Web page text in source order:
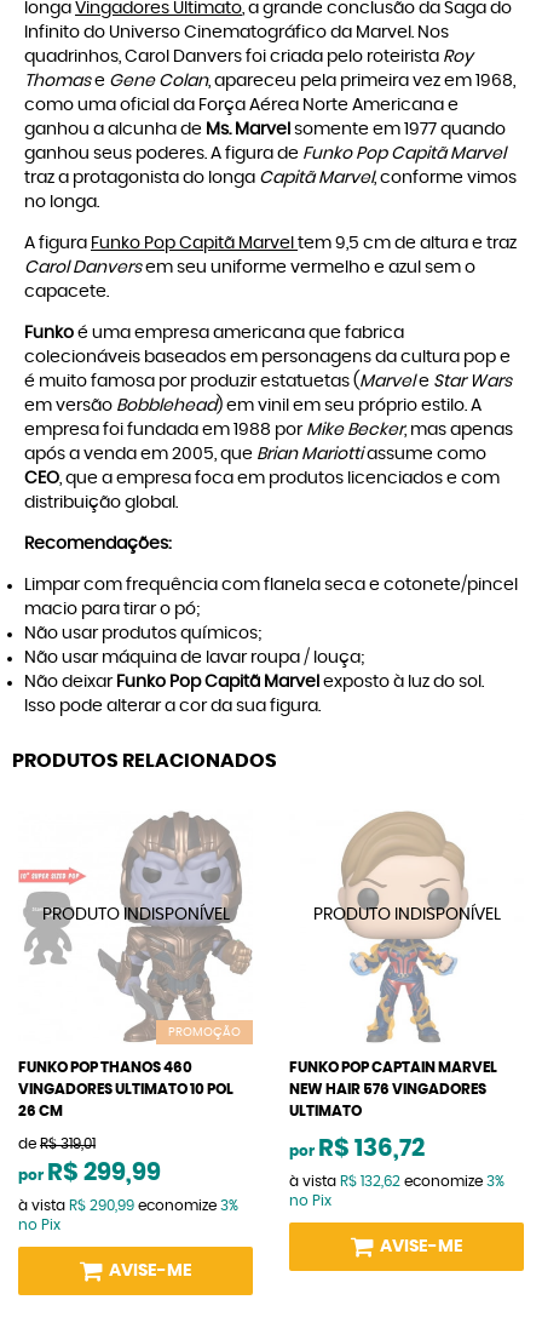
longa Vingadores Ultimato, a grande conclusão da Saga do
Infinito do Universo Cinematográfico da Marvel. Nos
quadrinhos, Carol Danvers foi criada pelo roteirista Roy
Thomase Gene Colan, apareceu pela primeira vez em 1968,
como uma oficial da Força Aérea Norte Americana e
ganhou a alcunha de Ms. Marvel somente em 1977 quando
ganhou seus poderes. A figura de Funko Pop Capitã Marvel
traz a protagonista do longa Capitã Marvel, conforme vimos
no longa.
A figura Funko Pop Capitã Marvel tem 9,5 cm de altura e traz
Carol Danversem seu uniforme vermelho e azul sem o
capacete.
Funko é uma empresa americana que fabrica
colecionáveis baseados em personagens da cultura pop e
é muito famosa por produzir estatuetas (Marvele Star Wars
em versão Bobblehead) em vinil em seu próprio estilo. A
empresa foi fundada em 1988 por Mike Becker, mas apenas
após a venda em 2005, que Brian Mariottiassume como
CEO, que a empresa foca em produtos licenciados e com
distribuição global.
Recomendações:
Limpar com frequência com flanela seca e cotonete/pincel
macio para tirar o pó;
Não usar produtos químicos;
Não usar máquina de lavar roupa / louça;
Não deixar Funko Pop Capitã Marvel exposto à luz do sol.
Isso pode alterar a cor da sua figura.
PRODUTOS RELACIONADOS
PROMOÇÃO
FUNKO POP THANOS 460
VINGADORES ULTIMATO 10 POL
26 CM
de R$ 319,01
por R$ 299,99
à vista R$ 290,99 economize 3%
no Pix
AVISE-ME
FUNKO POP CAPTAIN MARVEL
NEW HAIR 576 VINGADORES
ULTIMATO
por R$ 136,72
à vista R$ 132,62 economize 3%
no Pix
AVISE-ME